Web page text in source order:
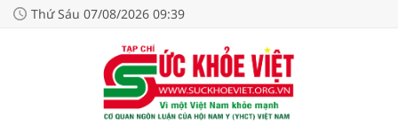
Thứ Sáu 07/08/2026 09:39